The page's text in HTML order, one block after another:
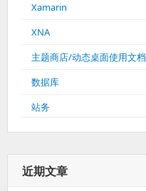
Xamarin
XNA
主题商店/动态桌面使用文档
数据库
站务
近期文章